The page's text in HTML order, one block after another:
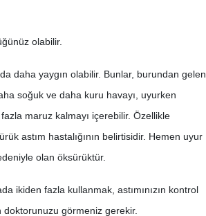
olabilir.
daha yaygın olabilir. Bunlar, burundan gelen
soğuk ve daha kuru havayı, uyurken
maruz kalmayı içerebilir. Özellikle
astım hastalığının belirtisidir. Hemen uyur
olan öksürüktür.
ikiden fazla kullanmak, astımınızın kontrol
doktorunuzu görmeniz gerekir.